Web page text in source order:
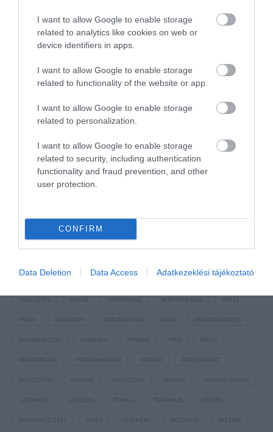
I want to allow Google to enable storage
related to analytics like cookies on web or
device identifiers in apps.
I want to allow Google to enable storage
related to functionality of the website or app.
I want to allow Google to enable storage
related to personalization.
I want to allow Google to enable storage
related to security, including authentication
functionality and fraud prevention, and other
user protection.
CONFIRM
Data Deletion Data Access Adatkezeklési tájékoztató
HETI BÖLCSESSÉG
sújtott gyerek." Jean-Michel Maulpoix
NÉZZ KÖRBE TÉMÁK SZERINT!
BUDAPEST AIRPORT EMIRATES
FEJLESZTÉS HORVÁTORSZÁG HOTEL
KARANTÉN LÉGIKÖZLEKEDÉS
MAGYARORSZÁG MTÜ MÁLTA
OLASZORSZÁG REPÜLŐJÁRAT
REPÜLŐTÉR STATISZTIKA STRAND SZAKMAI CIKKEK
SZPONZOR SZÁLLODA TERMÁL TURIZMUS UTAZÁS
VAKCINAÚTLEVÉL WIZZAIR